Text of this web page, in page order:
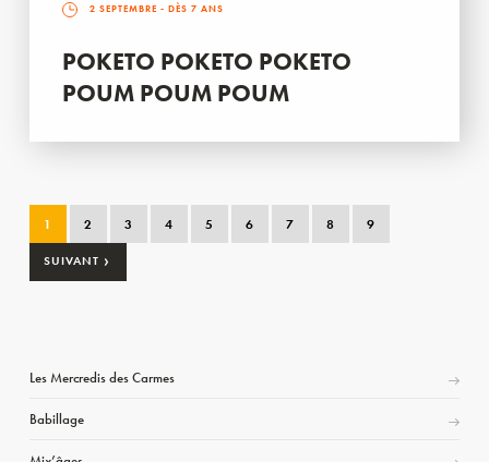
2 SEPTEMBRE - DÈS 7 ANS
POKETO POKETO POKETO
POUM POUM POUM
1 2 3 4 5 6 7 8 9
SUIVANT ›
Les Mercredis des Carmes
Babillage